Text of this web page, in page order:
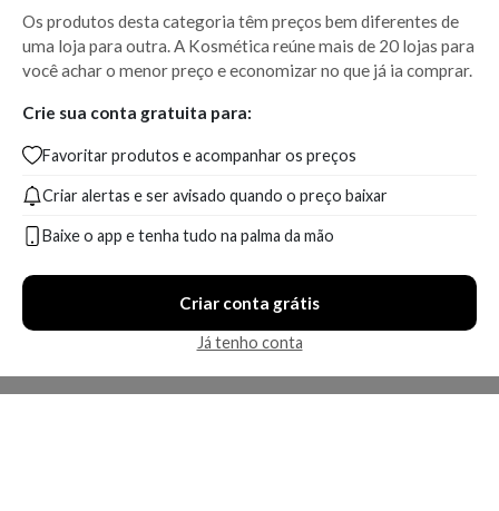
Os produtos desta categoria têm preços bem diferentes de
uma loja para outra. A Kosmética reúne mais de 20 lojas para
você achar o menor preço e economizar no que já ia comprar.
Crie sua conta gratuita para:
Favoritar produtos e acompanhar os preços
Criar alertas e ser avisado quando o preço baixar
Baixe o app e tenha tudo na palma da mão
Criar conta grátis
Já tenho conta